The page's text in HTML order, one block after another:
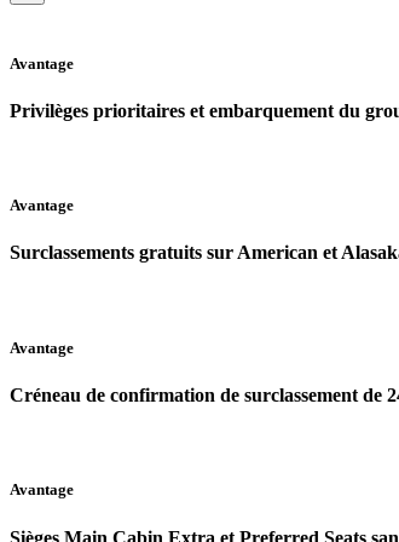
Avantage
Privilèges prioritaires et embarquement du
Avantage
Surclassements gratuits sur American et
Avantage
Créneau de confirmation de surclassement de
Avantage
Sièges Main Cabin Extra et Preferred Seats